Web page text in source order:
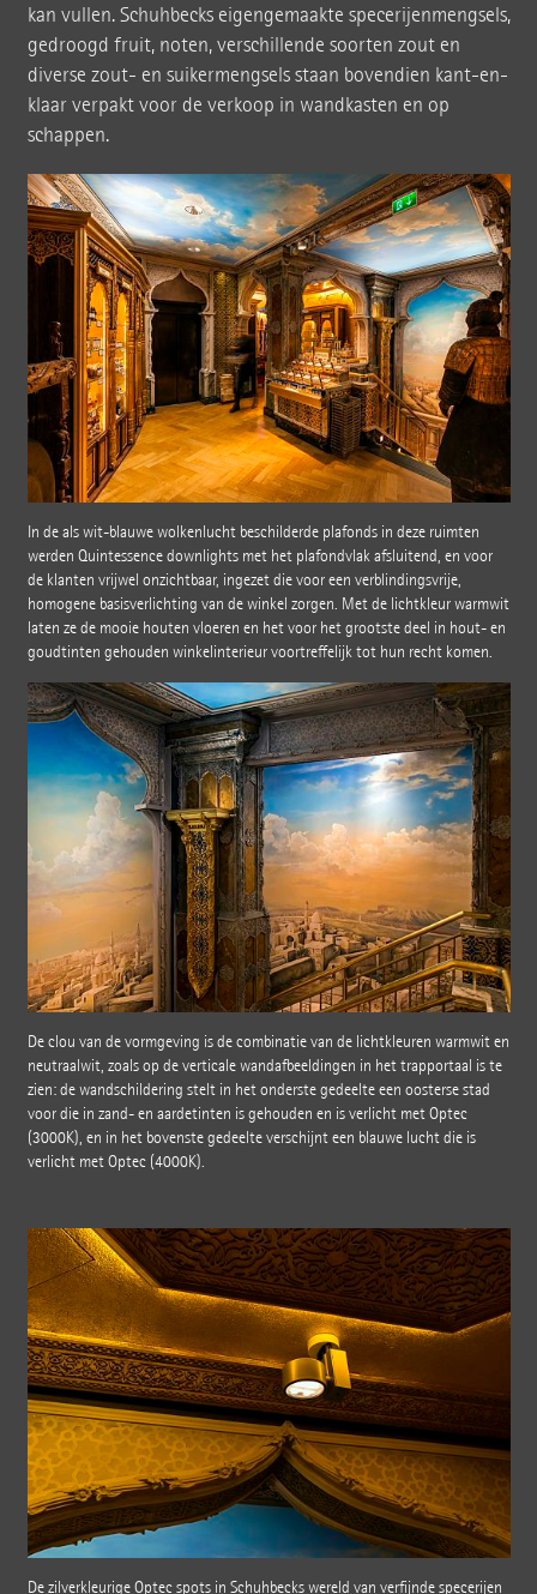
kan vullen. Schuhbecks eigengemaakte specerijenmengsels,
gedroogd fruit, noten, verschillende soorten zout en
diverse zout- en suikermengsels staan bovendien kant-en-
klaar verpakt voor de verkoop in wandkasten en op
schappen.
In de als wit-blauwe wolkenlucht beschilderde plafonds in deze ruimten
werden Quintessence downlights met het plafondvlak afsluitend, en voor
de klanten vrijwel onzichtbaar, ingezet die voor een verblindingsvrije,
homogene basisverlichting van de winkel zorgen. Met de lichtkleur warmwit
laten ze de mooie houten vloeren en het voor het grootste deel in hout- en
goudtinten gehouden winkelinterieur voortreffelijk tot hun recht komen.
De clou van de vormgeving is de combinatie van de lichtkleuren warmwit en
neutraalwit, zoals op de verticale wandafbeeldingen in het trapportaal is te
zien: de wandschildering stelt in het onderste gedeelte een oosterse stad
voor die in zand- en aardetinten is gehouden en is verlicht met Optec
(3000K), en in het bovenste gedeelte verschijnt een blauwe lucht die is
verlicht met Optec (4000K).
De zilverkleurige Optec spots in Schuhbecks wereld van verfijnde specerijen